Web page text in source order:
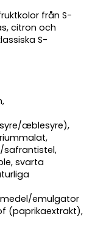
från S-
citron och
S-
æblesyre),
svarta
emulgator
(paprikaextrakt),